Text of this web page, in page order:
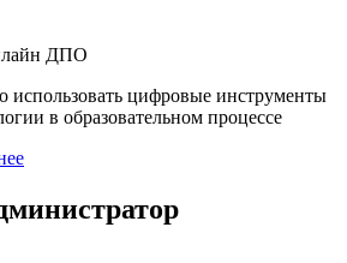
ДПО
использовать цифровые инструменты
в образовательном процессе